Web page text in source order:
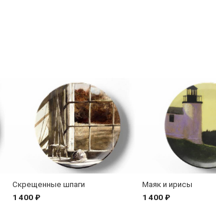
Скрещенные шпаги
1 400 ₽
Маяк и ирисы
1 400 ₽